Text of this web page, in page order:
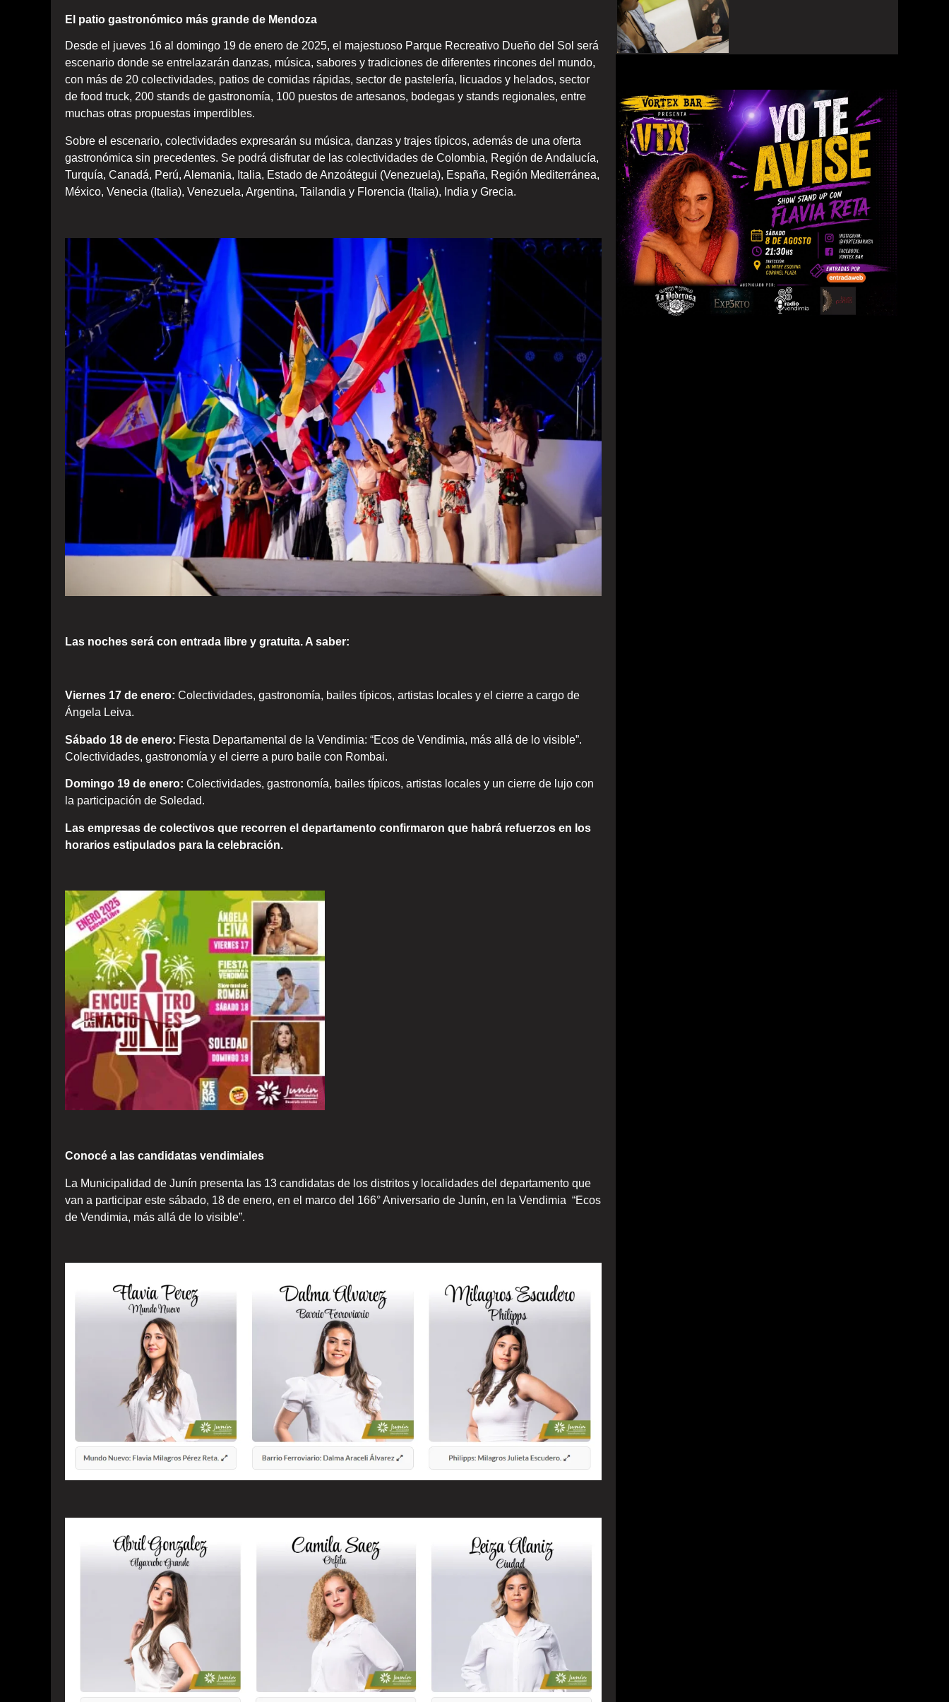
El patio gastronómico más grande de Mendoza
Desde el jueves 16 al domingo 19 de enero de 2025, el majestuoso Parque Recreativo Dueño del Sol será
escenario donde se entrelazarán danzas, música, sabores y tradiciones de diferentes rincones del mundo,
con más de 20 colectividades, patios de comidas rápidas, sector de pastelería, licuados y helados, sector
de food truck, 200 stands de gastronomía, 100 puestos de artesanos, bodegas y stands regionales, entre
muchas otras propuestas imperdibles.
Sobre el escenario, colectividades expresarán su música, danzas y trajes típicos, además de una oferta
gastronómica sin precedentes. Se podrá disfrutar de las colectividades de Colombia, Región de Andalucía,
Turquía, Canadá, Perú, Alemania, Italia, Estado de Anzoátegui (Venezuela), España, Región Mediterránea,
México, Venecia (Italia), Venezuela, Argentina, Tailandia y Florencia (Italia), India y Grecia.
Las noches será con entrada libre y gratuita. A saber:
Viernes 17 de enero: Colectividades, gastronomía, bailes típicos, artistas locales y el cierre a cargo de
Ángela Leiva.
Sábado 18 de enero: Fiesta Departamental de la Vendimia: “Ecos de Vendimia, más allá de lo visible”.
Colectividades, gastronomía y el cierre a puro baile con Rombai.
Domingo 19 de enero: Colectividades, gastronomía, bailes típicos, artistas locales y un cierre de lujo con
la participación de Soledad.
Las empresas de colectivos que recorren el departamento confirmaron que habrá refuerzos en los
horarios estipulados para la celebración.
Conocé a las candidatas vendimiales
La Municipalidad de Junín presenta las 13 candidatas de los distritos y localidades del departamento que
van a participar este sábado, 18 de enero, en el marco del 166° Aniversario de Junín, en la Vendimia “Ecos
de Vendimia, más allá de lo visible”.